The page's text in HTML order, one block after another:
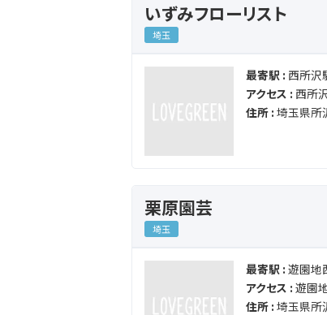
いずみフローリスト
埼玉
最寄駅 : 西所沢
アクセス : 西所
住所 : 埼玉県所
栗原園芸
埼玉
最寄駅 : 遊園地
アクセス : 遊園
住所 : 埼玉県所